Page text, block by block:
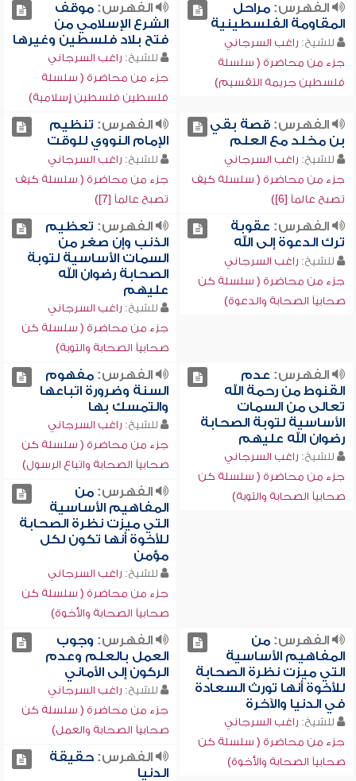
الفهرس:مراحل
المقاومة الفلسطينية
للشيخ: راغب السرجاني
جزء من محاضرة ( سلسلة
فلسطين جريمة التقسيم)
الفهرس:موقف
الشرع الإسلامي من
فتح بلاد فلسطين وغيرها
للشيخ: راغب السرجاني
جزء من محاضرة ( سلسلة
فلسطين فلسطين إسلامية)
الفهرس:قصة بقي
بن مخلد مع العلم
للشيخ: راغب السرجاني
جزء من محاضرة ( سلسلة كيف
تصبح عالماً [6])
الفهرس: تنظيم
الإمام النووي للوقت
للشيخ: راغب السرجاني
جزء من محاضرة ( سلسلة كيف
تصبح عالماً [7])
الفهرس: عقوبة
ترك الدعوة إلى الله
للشيخ: راغب السرجاني
جزء من محاضرة ( سلسلة كن
صحابياً الصحابة والدعوة)
الفهرس: تعظيم
الذنب وإن صغر من
السمات الأساسية لتوبة
الصحابة رضوان الله
عليهم
للشيخ: راغب السرجاني
جزء من محاضرة ( سلسلة كن
صحابياً الصحابة والتوبة)
الفهرس: عدم
القنوط من رحمة الله
تعالى من السمات
الأساسية لتوبة الصحابة
رضوان الله عليهم
للشيخ: راغب السرجاني
جزء من محاضرة ( سلسلة كن
صحابياً الصحابة والتوبة)
الفهرس:مفهوم
السنة وضرورة اتباعها
والتمسك بها
للشيخ: راغب السرجاني
جزء من محاضرة ( سلسلة كن
صحابياً الصحابة واتباع الرسول)
الفهرس:من
المفاهيم الأساسية
التي ميزت نظرة الصحابة
للأخوة أنها تكون لكل
مؤمن
للشيخ: راغب السرجاني
جزء من محاضرة ( سلسلة كن
صحابياً الصحابة والأخوة)
الفهرس:من
المفاهيم الأساسية
التي ميزت نظرة الصحابة
للأخوة أنها تورث السعادة
في الدنيا والآخرة
للشيخ: راغب السرجاني
جزء من محاضرة ( سلسلة كن
صحابياً الصحابة والأخوة)
الفهرس: وجوب
العمل بالعلم وعدم
الركون إلى الأماني
للشيخ: راغب السرجاني
جزء من محاضرة ( سلسلة كن
صحابياً الصحابة والعمل)
الفهرس:حقيقة
الدنيا